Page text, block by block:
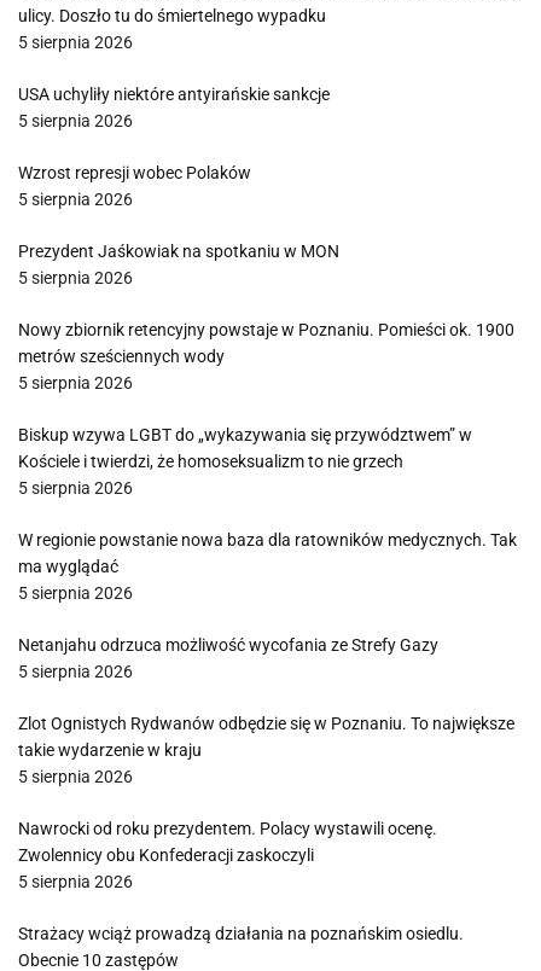
ulicy. Doszło tu do śmiertelnego wypadku
5 sierpnia 2026
USA uchyliły niektóre antyirańskie sankcje
5 sierpnia 2026
Wzrost represji wobec Polaków
5 sierpnia 2026
Prezydent Jaśkowiak na spotkaniu w MON
5 sierpnia 2026
Nowy zbiornik retencyjny powstaje w Poznaniu. Pomieści ok. 1900
metrów sześciennych wody
5 sierpnia 2026
Biskup wzywa LGBT do „wykazywania się przywództwem” w
Kościele i twierdzi, że homoseksualizm to nie grzech
5 sierpnia 2026
W regionie powstanie nowa baza dla ratowników medycznych. Tak
ma wyglądać
5 sierpnia 2026
Netanjahu odrzuca możliwość wycofania ze Strefy Gazy
5 sierpnia 2026
Zlot Ognistych Rydwanów odbędzie się w Poznaniu. To największe
takie wydarzenie w kraju
5 sierpnia 2026
Nawrocki od roku prezydentem. Polacy wystawili ocenę.
Zwolennicy obu Konfederacji zaskoczyli
5 sierpnia 2026
Strażacy wciąż prowadzą działania na poznańskim osiedlu.
Obecnie 10 zastępów